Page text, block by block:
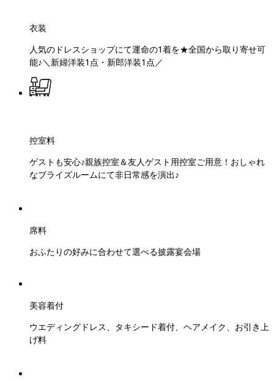
衣装
人気のドレスショップにて運命の1着を★全国から取り寄せ可
能♪＼新婦洋装1点・新郎洋装1点／
控室料
ゲストも安心♪親族控室＆友人ゲスト用控室ご用意！おしゃれ
なブライズルームにて非日常感を演出♪
席料
おふたりの好みに合わせて選べる披露宴会場
美容着付
ウエディングドレス、タキシード着付、ヘアメイク、お引き上
げ料